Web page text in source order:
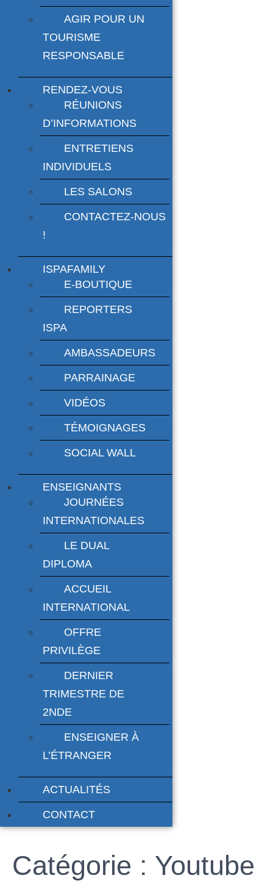
AGIR POUR UN
TOURISME
RESPONSABLE
RENDEZ-VOUS
RÉUNIONS
D’INFORMATIONS
ENTRETIENS
INDIVIDUELS
LES SALONS
CONTACTEZ-NOUS
!
ISPAFAMILY
E-BOUTIQUE
REPORTERS
ISPA
AMBASSADEURS
PARRAINAGE
VIDÉOS
TÉMOIGNAGES
SOCIAL WALL
ENSEIGNANTS
JOURNÉES
INTERNATIONALES
LE DUAL
DIPLOMA
ACCUEIL
INTERNATIONAL
OFFRE
PRIVILÈGE
DERNIER
TRIMESTRE DE
2NDE
ENSEIGNER À
L’ÉTRANGER
ACTUALITÉS
CONTACT
Catégorie : Youtube